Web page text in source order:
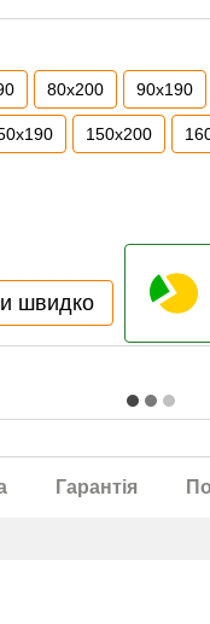
80x200 90x190
150x200
швидко
Гарантія